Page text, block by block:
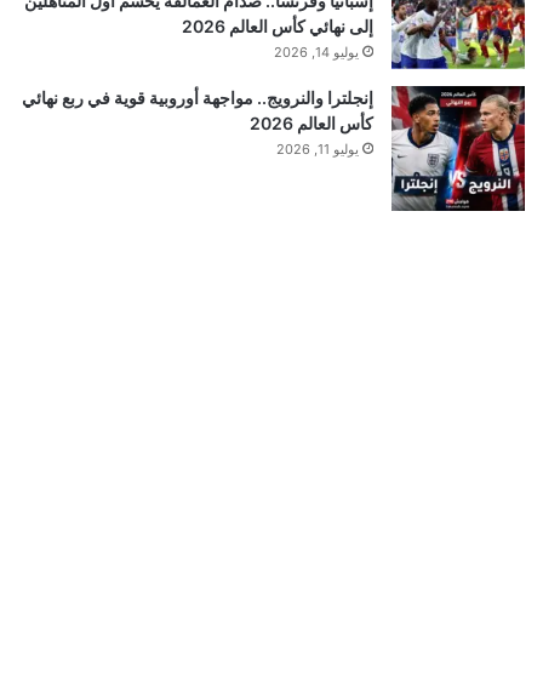
إلى نهائي كأس العالم 2026
يوليو 14, 2026
إنجلترا والنرويج.. مواجهة أوروبية قوية في ربع نهائي
كأس العالم 2026
يوليو 11, 2026